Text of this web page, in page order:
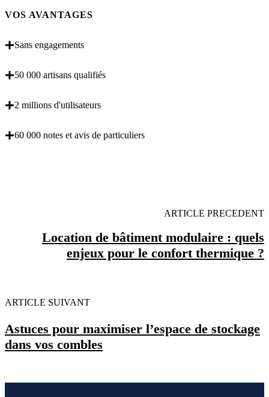
VOS AVANTAGES
Sans engagements
50 000 artisans qualifiés
2 millions d'utilisateurs
60 000 notes et avis de particuliers
ARTICLE PRECEDENT
Location de bâtiment modulaire : quels
enjeux pour le confort thermique ?
ARTICLE SUIVANT
Astuces pour maximiser l’espace de stockage
dans vos combles